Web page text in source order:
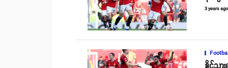
3 years ago